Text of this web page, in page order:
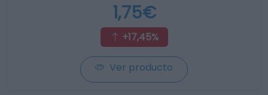
1,75€
+17,45%
Ver producto